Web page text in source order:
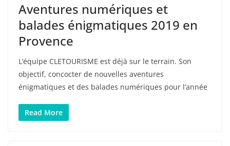
Aventures numériques et
balades énigmatiques 2019 en
Provence
L’équipe CLETOURISME est déjà sur le terrain. Son
objectif, concocter de nouvelles aventures
énigmatiques et des balades numériques pour l’année
Read More